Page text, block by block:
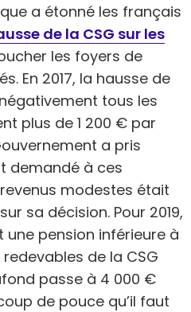
a étonné les français
de la CSG sur les
les foyers de
En 2017, la hausse de
tous les
plus de 1 200 € par
a pris
demandé à ces
modestes était
sa décision. Pour 2019,
pension inférieure à
de la CSG
passe à 4 000 €
de pouce qu’il faut